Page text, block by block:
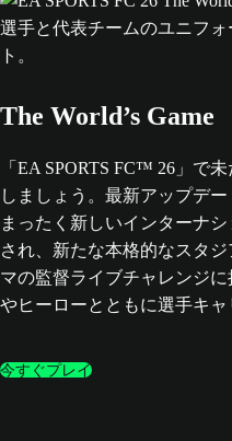
The World’s Game
「EA SPORTS FC™ 26」で
しましょう。最新アップデ
まったく新しいインターナ
され、新たな本格的なスタ
マの監督ライブチャレンジ
やヒーローとともに選手キャ
今すぐプレイ